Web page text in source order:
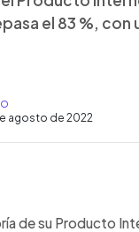
el 83 %,
agosto de 2022
de su Producto